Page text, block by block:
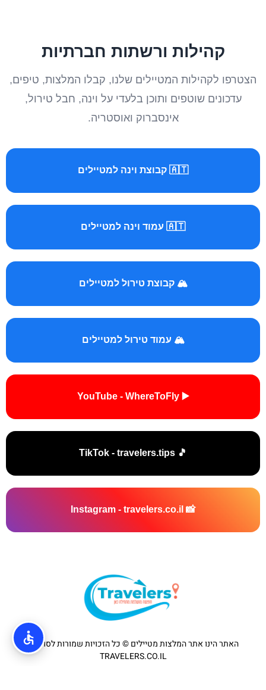
קהילות ורשתות חברתיות
הצטרפו לקהילות המטיילים שלנו, קבלו המלצות, טיפים,
עדכונים שוטפים ותוכן בלעדי על וינה, חבל טירול,
אינסברוק ואוסטריה.
🇦🇹 קבוצת וינה למטיילים
🇦🇹 עמוד וינה למטיילים
🏔️ קבוצת טירול למטיילים
🏔️ עמוד טירול למטיילים
▶️ YouTube - WhereToFly
🎵 TikTok - travelers.tips
📸 Instagram - travelers.co.il
האתר הינו אתר המלצות מטיילים © כל הזכויות שמורות לסוכנות
TRAVELERS.CO.IL